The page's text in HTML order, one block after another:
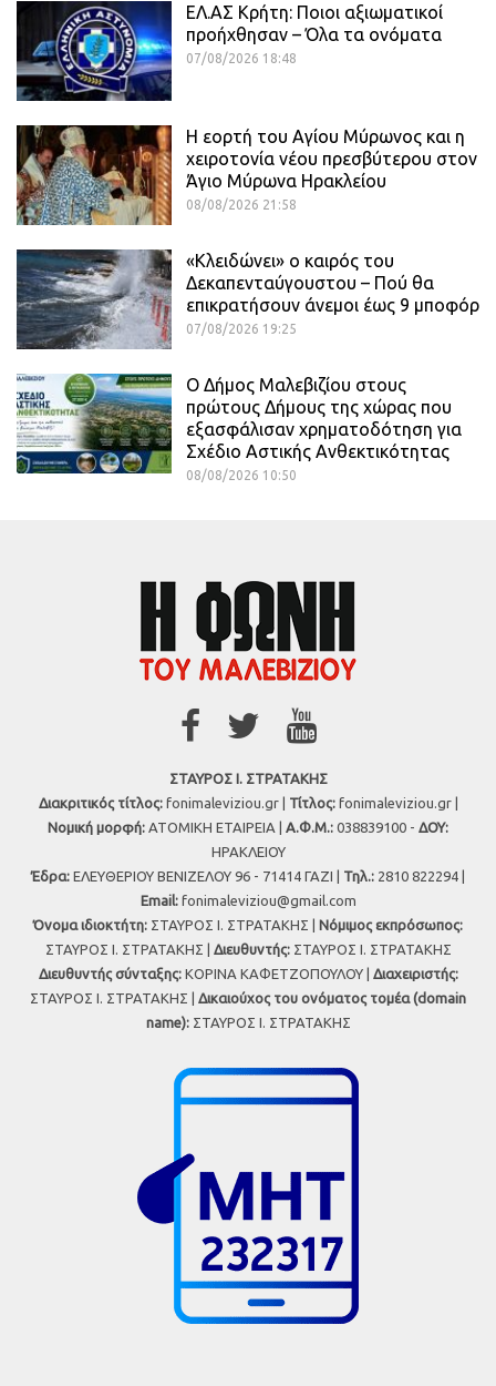
ΕΛ.ΑΣ Κρήτη: Ποιοι αξιωματικοί
προήχθησαν – Όλα τα ονόματα
07/08/2026 18:48
Η εορτή του Αγίου Μύρωνος και η
χειροτονία νέου πρεσβύτερου στον
Άγιο Μύρωνα Ηρακλείου
08/08/2026 21:58
«Κλειδώνει» ο καιρός του
Δεκαπενταύγουστου – Πού θα
επικρατήσουν άνεμοι έως 9 μποφόρ
07/08/2026 19:25
Ο Δήμος Μαλεβιζίου στους
πρώτους Δήμους της χώρας που
εξασφάλισαν χρηματοδότηση για
Σχέδιο Αστικής Ανθεκτικότητας
08/08/2026 10:50
ΣΤΑΥΡΟΣ Ι. ΣΤΡΑΤΑΚΗΣ
Διακριτικός τίτλος:fonimaleviziou.gr | Τίτλος:fonimaleviziou.gr |
Νομική μορφή: ΑΤΟΜΙΚΗ ΕΤΑΙΡΕΙΑ | Α.Φ.Μ.: 038839100 - ΔΟΥ:
ΗΡΑΚΛΕΙΟΥ
Έδρα: ΕΛΕΥΘΕΡΙΟΥ ΒΕΝΙΖΕΛΟΥ 96 - 71414 ΓΑΖΙ | Τηλ.: 2810 822294 |
Εmail: fonimaleviziou@gmail.com
Όνομα ιδιοκτήτη: ΣΤΑΥΡΟΣ Ι. ΣΤΡΑΤΑΚΗΣ | Νόμιμος εκπρόσωπος:
ΣΤΑΥΡΟΣ Ι. ΣΤΡΑΤΑΚΗΣ | Διευθυντής:ΣΤΑΥΡΟΣ Ι. ΣΤΡΑΤΑΚΗΣ
Διευθυντής σύνταξης:ΚΟΡΙΝΑ ΚΑΦΕΤΖΟΠΟΥΛΟΥ | Διαχειριστής:
ΣΤΑΥΡΟΣ Ι. ΣΤΡΑΤΑΚΗΣ | Δικαιούχος του ονόματος τομέα (domain
name):ΣΤΑΥΡΟΣ Ι. ΣΤΡΑΤΑΚΗΣ